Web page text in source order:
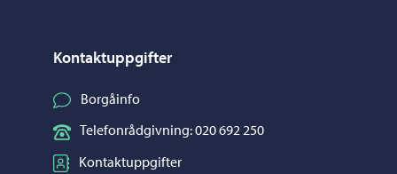
Kontaktuppgifter
Borgåinfo
Telefonrådgivning: 020 692 250
Kontaktuppgifter